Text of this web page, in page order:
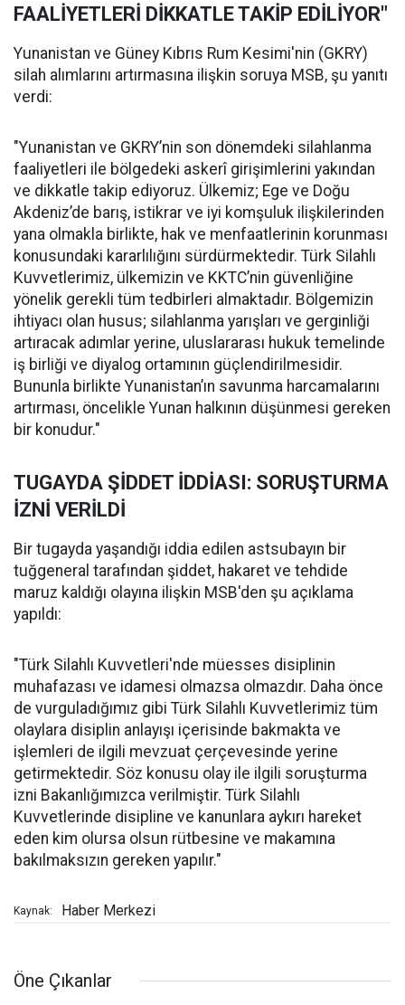
FAALİYETLERİ DİKKATLE TAKİP EDİLİYOR"
Yunanistan ve Güney Kıbrıs Rum Kesimi'nin (GKRY)
silah alımlarını artırmasına ilişkin soruya MSB, şu yanıtı
verdi:
"Yunanistan ve GKRY’nin son dönemdeki silahlanma
faaliyetleri ile bölgedeki askerî girişimlerini yakından
ve dikkatle takip ediyoruz. Ülkemiz; Ege ve Doğu
Akdeniz’de barış, istikrar ve iyi komşuluk ilişkilerinden
yana olmakla birlikte, hak ve menfaatlerinin korunması
konusundaki kararlılığını sürdürmektedir. Türk Silahlı
Kuvvetlerimiz, ülkemizin ve KKTC’nin güvenliğine
yönelik gerekli tüm tedbirleri almaktadır. Bölgemizin
ihtiyacı olan husus; silahlanma yarışları ve gerginliği
artıracak adımlar yerine, uluslararası hukuk temelinde
iş birliği ve diyalog ortamının güçlendirilmesidir.
Bununla birlikte Yunanistan’ın savunma harcamalarını
artırması, öncelikle Yunan halkının düşünmesi gereken
bir konudur."
TUGAYDA ŞİDDET İDDİASI: SORUŞTURMA
İZNİ VERİLDİ
Bir tugayda yaşandığı iddia edilen astsubayın bir
tuğgeneral tarafından şiddet, hakaret ve tehdide
maruz kaldığı olayına ilişkin MSB'den şu açıklama
yapıldı:
"Türk Silahlı Kuvvetleri'nde müesses disiplinin
muhafazası ve idamesi olmazsa olmazdır. Daha önce
de vurguladığımız gibi Türk Silahlı Kuvvetlerimiz tüm
olaylara disiplin anlayışı içerisinde bakmakta ve
işlemleri de ilgili mevzuat çerçevesinde yerine
getirmektedir. Söz konusu olay ile ilgili soruşturma
izni Bakanlığımızca verilmiştir. Türk Silahlı
Kuvvetlerinde disipline ve kanunlara aykırı hareket
eden kim olursa olsun rütbesine ve makamına
bakılmaksızın gereken yapılır."
Kaynak: Haber Merkezi
Öne Çıkanlar